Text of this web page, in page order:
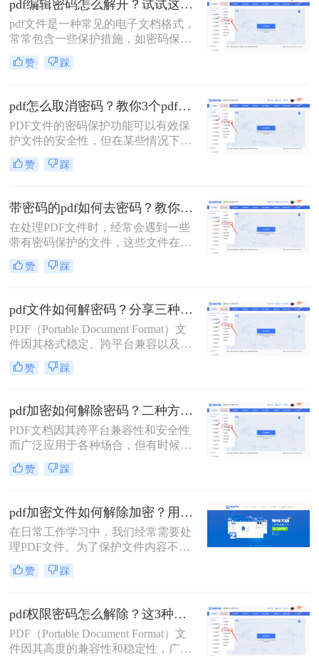
密方法。
pdf编辑密码怎么解开？试试这三种解除方法！
pdf文件是一种常见的电子文档格式，
常常包含一些保护措施，如密码保护
和权限设置。这些保护措施可以确保
只有授权用户才能访问或编辑文件，
而，有时可能需要解除这些保护措施
以便进行更广泛的操作。那么pdf编辑
密码怎么解开​呢？以下是一些常见的
解密方法。
赞 踩
pdf怎么取消密码？教你3个pdf解密方法！
PDF文件的密码保护功能可以有效保
护文件的安全性，但在某些情况下，
您可能需要取消这些密码以便更方便
地访问和编辑文件。那么pdf怎么取消
方法，帮助您轻松取消PDF文件的密
码。
赞 踩
带密码的pdf如何去密码？教你3个pdf解密方法！
在处理PDF文件时，经常会遇到一些
带有密码保护的文件，这些文件在打
开或编辑时需要输入相应的密码。为
了更方便地使用这些文件，去除密码
的pdf如何去密码呢？本文将详细介绍
几种去除带密码PDF文件密码的方
法，帮助用户轻松解决这一问题。
赞 踩
pdf文件如何解密码？分享三种解除密码的方法！
PDF（Portable Document Format）文
件因其格式稳定、跨平台兼容以及保
护内容不被轻易篡改的特性而广泛应
用于各种场合。然而，有时我们可能
码的PDF文件，但忘记了密码或没有
权限的情况。那么pdf文件如何解密码
呢？本文将详细介绍几种方法来解除
PDF文件的编辑密码，以便能够对其
进行编辑。
赞 踩
pdf加密如何解除密码？二种方法帮你轻松搞定！
PDF文档因其跨平台兼容性和安全性
而广泛应用于各种场合，但有时候我
们可能会遇到需要解除PDF加密密码
的情况。那么pdf加密如何解除密码
来解除PDF加密密码。
赞 踩
pdf加密文件如何解除加密？用这3个方法2秒立即解密
在日常工作学习中，我们经常需要处
理PDF文件。为了保护文件内容不被
非法复制和传播，许多PDF文件都会
设置加密。然而，当我们需要编辑或
成为了首要任务。本文将为您详细介
绍pdf加密文件如何解除加密，让您轻
松应对各种场景。
赞 踩
pdf权限密码怎么解除？这3种破解方法来看看！
PDF（Portable Document Format）文
件因其高度的兼容性和稳定性，广泛